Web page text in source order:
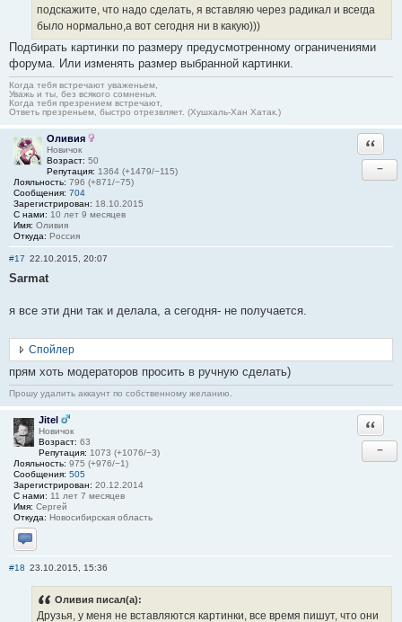
подскажите, что надо сделать, я вставляю через радикал и всегда
было нормально,а вот сегодня ни в какую)))
Подбирать картинки по размеру предусмотренному ограничениями
форума. Или изменять размер выбранной картинки.
Когда тебя встречают уваженьем,
Уважь и ты, без всякого сомненья.
Когда тебя презрением встречают,
Ответь презреньем, быстро отрезвляет. (Хушхаль-Хан Хатак.)
Оливия
Новичок
Возраст: 50
Репутация: 1364 (+1479/−115)
Лояльность: 796 (+871/−75)
Сообщения: 704
Зарегистрирован: 18.10.2015
С нами: 10 лет 9 месяцев
Имя: Оливия
Откуда: Россия
−
#17 22.10.2015, 20:07
Sarmat
я все эти дни так и делала, а сегодня- не получается.
Спойлер
прям хоть модераторов просить в ручную сделать)
Прошу удалить аккаунт по собственному желанию.
Jitel
Новичок
Возраст: 63
Репутация: 1073 (+1076/−3)
Лояльность: 975 (+976/−1)
Сообщения: 505
Зарегистрирован: 20.12.2014
С нами: 11 лет 7 месяцев
Имя: Сергей
Откуда: Новосибирская область
Отправить личное сообщение
−
#18 23.10.2015, 15:36
Оливия писал(а):
Друзья, у меня не вставляются картинки, все время пишут, что они